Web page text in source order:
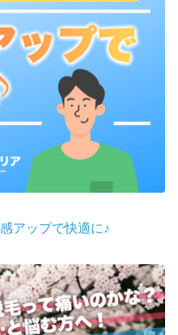
アップで快適に♪